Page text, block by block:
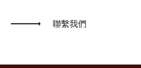
聯繫我們